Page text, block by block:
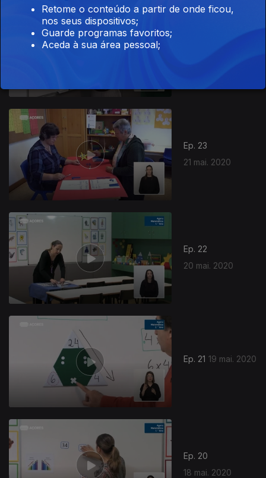
Ep. 23
21 mai. 2020
Ep. 22
20 mai. 2020
Ep. 21 19 mai. 2020
Ep. 20
18 mai. 2020
Retome o conteúdo a partir de onde ficou,
nos seus dispositivos;
Guarde programas favoritos;
Aceda à sua área pessoal;